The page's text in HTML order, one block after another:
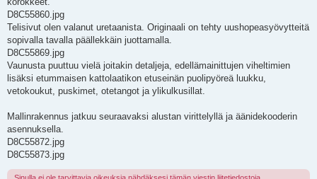
D8C55860.jpg
Telisivut olen valanut uretaanista. Originaali on tehty uushopeasyövytteitä
sopivalla tavalla päällekkäin juottamalla.
D8C55869.jpg
Vaunusta puuttuu vielä joitakin detaljeja, edellämainittujen viheltimien
lisäksi etummaisen kattolaatikon etuseinän puolipyöreä luukku,
vetokoukut, puskimet, otetangot ja ylikulkusillat.
Mallinrakennus jatkuu seuraavaksi alustan virittelyllä ja äänidekooderin
asennuksella.
D8C55872.jpg
D8C55873.jpg